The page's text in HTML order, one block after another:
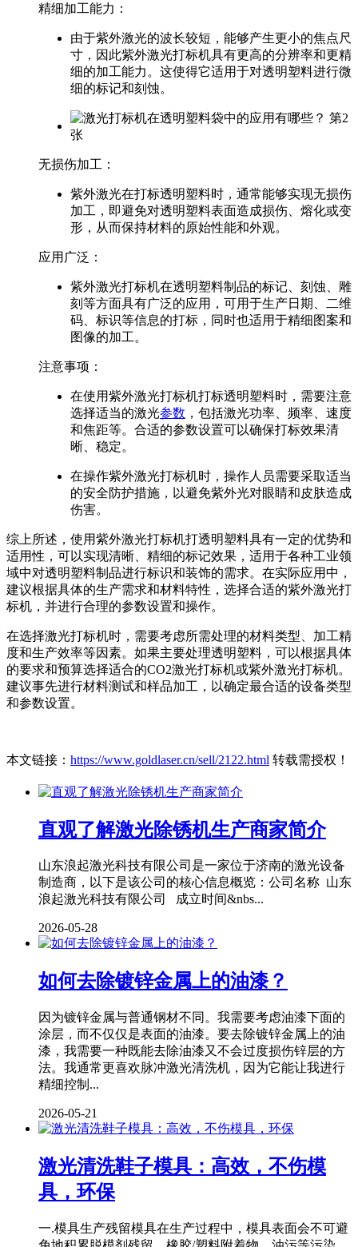
精细加工能力：
由于紫外激光的波长较短，能够产生更小的焦点尺
寸，因此紫外激光打标机具有更高的分辨率和更精
细的加工能力。这使得它适用于对透明塑料进行微
细的标记和刻蚀。
无损伤加工：
紫外激光在打标透明塑料时，通常能够实现无损伤
加工，即避免对透明塑料表面造成损伤、熔化或变
形，从而保持材料的原始性能和外观。
应用广泛：
紫外激光打标机在透明塑料制品的标记、刻蚀、雕
刻等方面具有广泛的应用，可用于生产日期、二维
码、标识等信息的打标，同时也适用于精细图案和
图像的加工。
注意事项：
在使用紫外激光打标机打标透明塑料时，需要注意
选择适当的激光参数 ，包括激光功率、频率、速度
和焦距等。合适的参数设置可以确保打标效果清
晰、稳定。
在操作紫外激光打标机时，操作人员需要采取适当
的安全防护措施，以避免紫外光对眼睛和皮肤造成
伤害。
综上所述，使用紫外激光打标机打透明塑料具有一定的优势和
适用性，可以实现清晰、精细的标记效果，适用于各种工业领
域中对透明塑料制品进行标识和装饰的需求。在实际应用中，
建议根据具体的生产需求和材料特性，选择合适的紫外激光打
标机，并进行合理的参数设置和操作。
在选择激光打标机时，需要考虑所需处理的材料类型、加工精
度和生产效率等因素。如果主要处理透明塑料，可以根据具体
的要求和预算选择适合的CO2激光打标机或紫外激光打标机。
建议事先进行材料测试和样品加工，以确定最合适的设备类型
和参数设置。
本文链接： https://www.goldlaser.cn/sell/2122.html 转载需授权！
直观了解激光除锈机生产商家简介
山东浪起激光科技有限公司是一家位于济南的激光设备
制造商，以下是该公司的核心信息概览：公司名称 山东
浪起激光科技有限公司 成立时间&nbs...
2026-05-28
如何去除镀锌金属上的油漆？
因为镀锌金属与普通钢材不同。我需要考虑油漆下面的
涂层，而不仅仅是表面的油漆。要去除镀锌金属上的油
漆，我需要一种既能去除油漆又不会过度损伤锌层的方
法。我通常更喜欢脉冲激光清洗机，因为它能让我进行
精细控制...
2026-05-21
激光清洗鞋子模具：高效，不伤模
具，环保
一.模具生产残留模具在生产过程中，模具表面会不可避